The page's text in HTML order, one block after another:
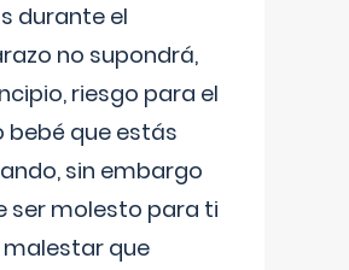
durante el
no supondrá,
riesgo para el
bebé que estás
sin embargo
ser molesto para ti
malestar que